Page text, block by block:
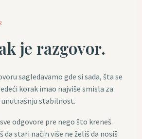
je razgovor.
sagledavamo gde si sada, šta se
korak imao najviše smisla za
stabilnost.
odgovore pre nego što kreneš.
da stari način više ne želiš da nosiš